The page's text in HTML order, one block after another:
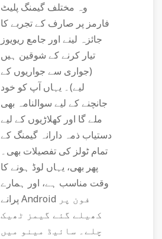
وہ مختلف گیمنگ پلیٹ
فارمز پر صارف کے تجربے کا
جائزہ لینے اور جامع ریویوز
تیار کرنے کے شوقین ہیں
(جواری سے جواریوں کے
لیے)۔ یہاں آپ کو خود
جانچنے کے لیے سوالنامہ بھی
ملے گا اور کھلاڑیوں کے لیے
دستیاب ذمہ دارانہ گیمنگ کے
تمام ٹولز کی تفصیلات بھی۔
پھر بھی، یہاں لوڈ ہونے کا
وقت مناسب ہے، اور ہمارے
پرانے Android فون پر
کھیلے گئے گیمز ٹھیک
چلے۔ سائیڈ مینو میں